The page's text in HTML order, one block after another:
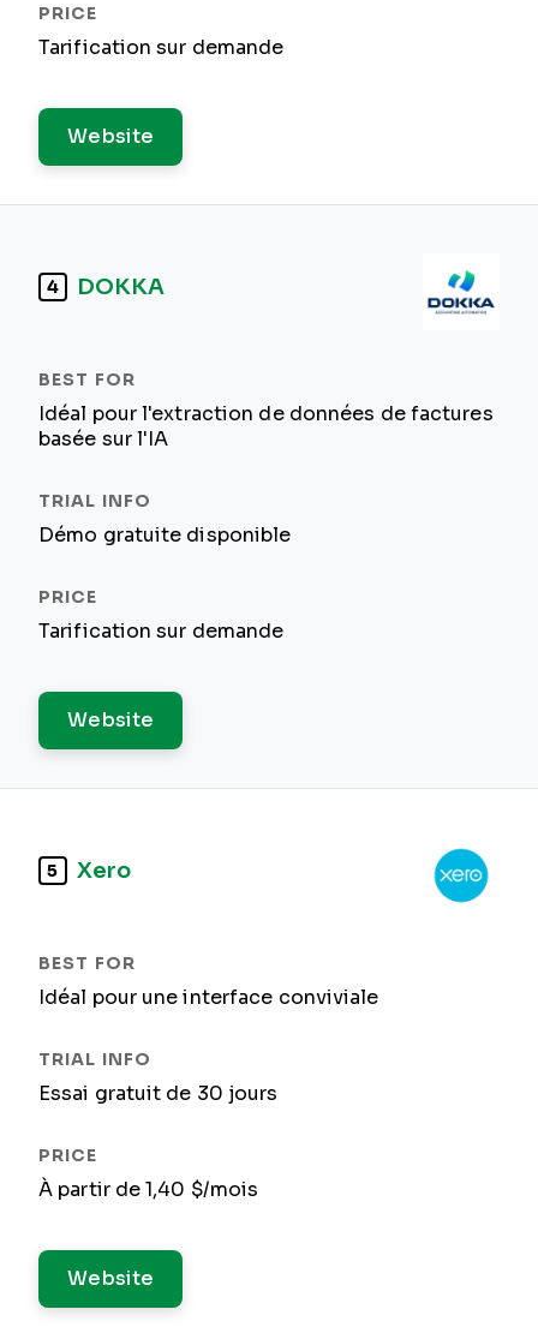
Tarification sur demande
Website
4 DOKKA
Idéal pour l'extraction de données de factures
basée sur l'IA
Démo gratuite disponible
Tarification sur demande
Website
5 Xero
Idéal pour une interface conviviale
Essai gratuit de 30 jours
À partir de 1,40 $/mois
Website